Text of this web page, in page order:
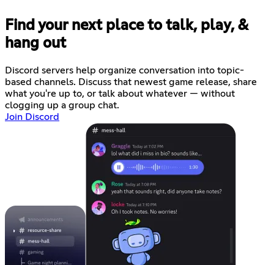
Find your next place to talk, play, &
hang out
Discord servers help organize conversation into topic-
based channels. Discuss that newest game release, share
what you're up to, or talk about whatever — without
clogging up a group chat.
Join Discord